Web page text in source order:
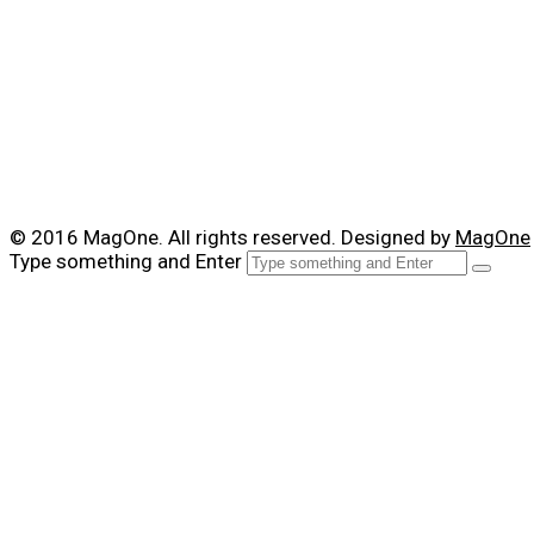
© 2016 MagOne. All rights reserved. Designed by MagOne
Type something and Enter